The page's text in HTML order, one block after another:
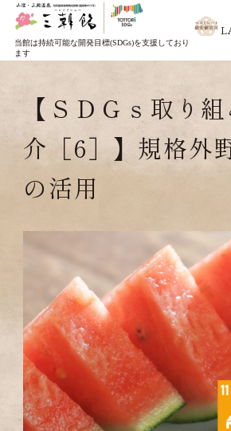
当館は持続可能な開発目標(SDGs)を支援しており
ます
【ＳＤＧｓ取り
介［6］】規格外
の活用